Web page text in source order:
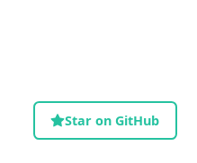
Star on GitHub